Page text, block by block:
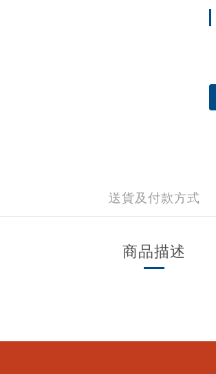
送貨及付款方式
商品描述